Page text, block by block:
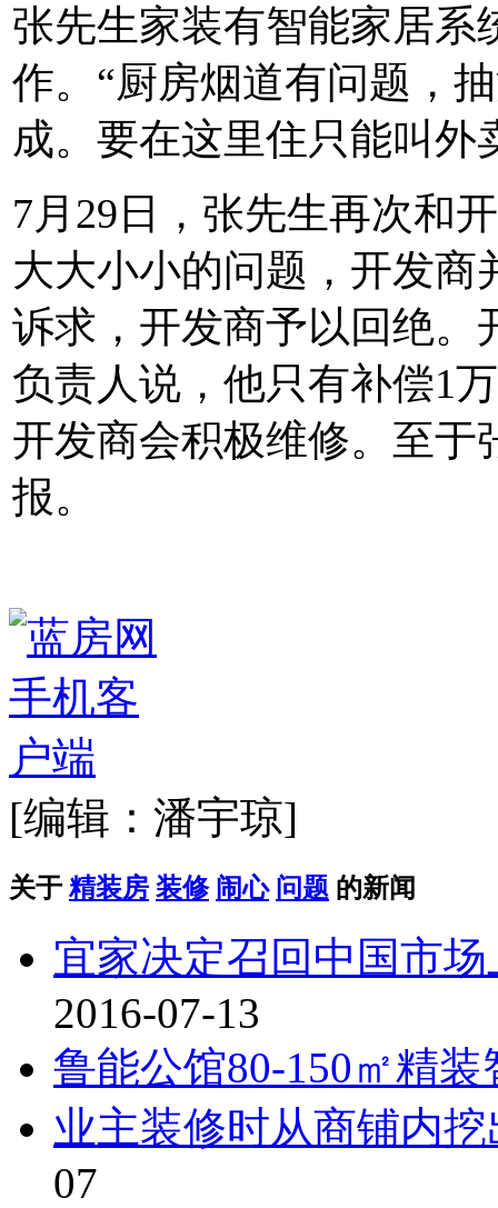
张先生家装有智能家居系
作。“厨房烟道有问题，
成。要在这里住只能叫外
7月29日，张先生再次和
大大小小的问题，开发商
诉求，开发商予以回绝。
负责人说，他只有补偿1
开发商会积极维修。至于
报。
[编辑：潘宇琼]
关于 精装房 装修 闹心 问题 的新闻
宜家决定召回中国市
2016-07-13
鲁能公馆80-150㎡精
业主装修时从商铺内
07